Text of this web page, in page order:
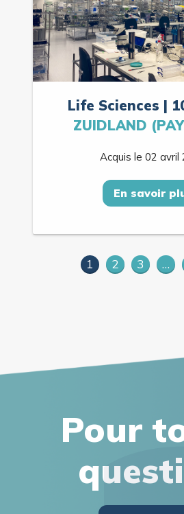
Life Sciences |
ZUIDLAND
Acquis le 02 avril
En savoir
1 2 3 …
Pour